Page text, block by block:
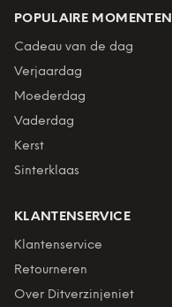
POPULAIRE MOMENTEN
Cadeau van de dag
Verjaardag
Moederdag
Vaderdag
Kerst
Sinterklaas
KLANTENSERVICE
Klantenservice
Retourneren
Over Ditverzinjeniet